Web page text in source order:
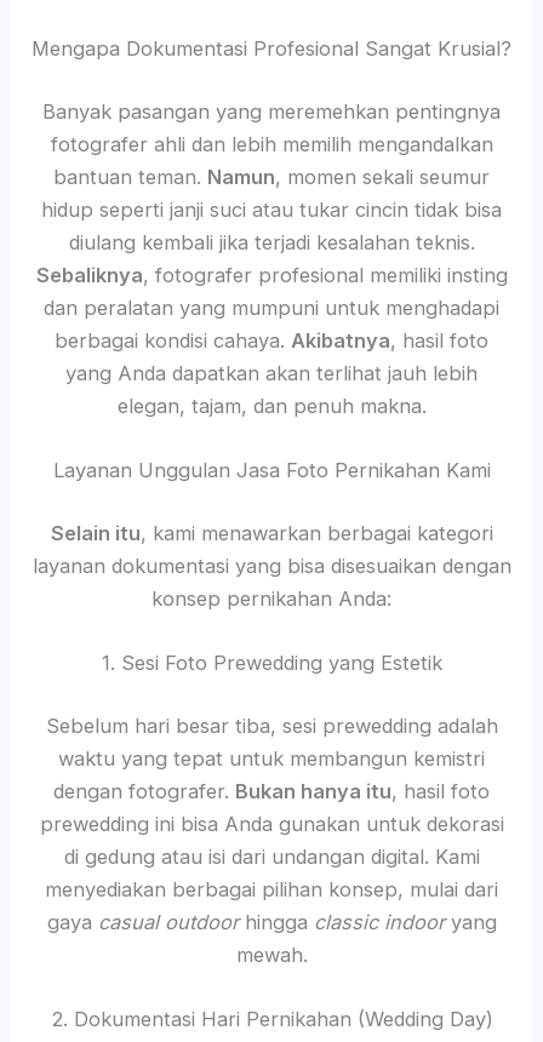
Mengapa Dokumentasi Profesional Sangat Krusial?
Banyak pasangan yang meremehkan pentingnya
fotografer ahli dan lebih memilih mengandalkan
bantuan teman. Namun, momen sekali seumur
hidup seperti janji suci atau tukar cincin tidak bisa
diulang kembali jika terjadi kesalahan teknis.
Sebaliknya, fotografer profesional memiliki insting
dan peralatan yang mumpuni untuk menghadapi
berbagai kondisi cahaya. Akibatnya, hasil foto
yang Anda dapatkan akan terlihat jauh lebih
elegan, tajam, dan penuh makna.
Layanan Unggulan Jasa Foto Pernikahan Kami
Selain itu, kami menawarkan berbagai kategori
layanan dokumentasi yang bisa disesuaikan dengan
konsep pernikahan Anda:
1. Sesi Foto Prewedding yang Estetik
Sebelum hari besar tiba, sesi prewedding adalah
waktu yang tepat untuk membangun kemistri
dengan fotografer. Bukan hanya itu, hasil foto
prewedding ini bisa Anda gunakan untuk dekorasi
di gedung atau isi dari undangan digital. Kami
menyediakan berbagai pilihan konsep, mulai dari
gaya casual outdoorhingga classic indooryang
mewah.
2. Dokumentasi Hari Pernikahan (Wedding Day)